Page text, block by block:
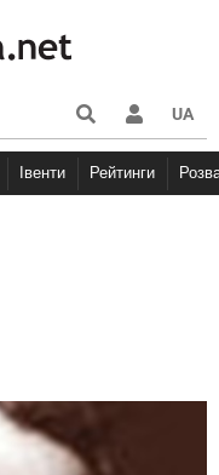
UA
Івенти Рейтинги